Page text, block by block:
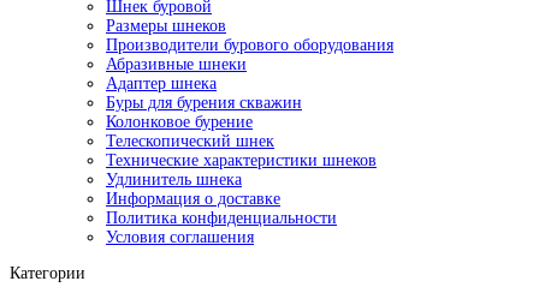
Шнек буровой
Размеры шнеков
Производители бурового оборудования
Абразивные шнеки
Адаптер шнека
Буры для бурения скважин
Колонковое бурение
Телескопический шнек
Технические характеристики шнеков
Удлинитель шнека
Информация о доставке
Политика конфиденциальности
Условия соглашения
Категории